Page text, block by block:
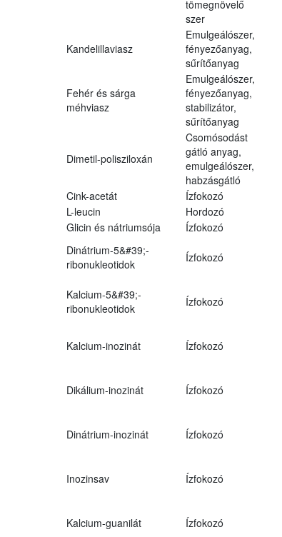
tömegnövelő
szer
Kandelillaviasz
Emulgeálószer,
fényezőanyag,
sűrítőanyag
Fehér és sárga
méhviasz
Emulgeálószer,
fényezőanyag,
stabilizátor,
sűrítőanyag
Dimetil-polisziloxán
Csomósodást
gátló anyag,
emulgeálószer,
habzásgátló
Cink-acetát
Ízfokozó
L-leucin
Hordozó
Glicin és nátriumsója Ízfokozó
Dinátrium-5&#39;-
ribonukleotidok
Ízfokozó
Kalcium-5&#39;-
ribonukleotidok
Ízfokozó
Kalcium-inozinát Ízfokozó
Dikálium-inozinát Ízfokozó
Dinátrium-inozinát Ízfokozó
Inozinsav Ízfokozó
Kalcium-guanilát Ízfokozó